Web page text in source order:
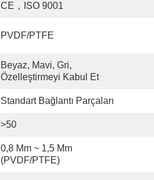
CE，ISO 9001
PVDF/PTFE
Beyaz, Mavi, Gri,
Özelleştirmeyi Kabul Et
Standart Bağlantı Parçaları
>50
0,8 Mm ~ 1,5 Mm
(PVDF/PTFE)